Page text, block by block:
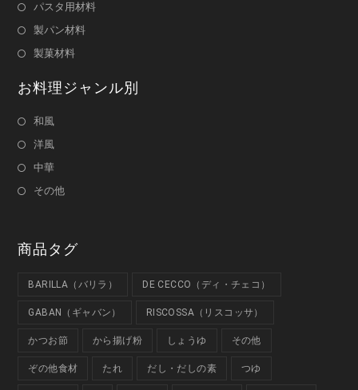
パスタ用材料
製パン材料
製菓材料
お料理ジャンル別
和風
洋風
中華
その他
商品タグ
BARILLA（バリラ） DE CECCO（ディ・チェコ）
GABAN（ギャバン） RISCOSSA（リスコッサ）
かつお節 から揚げ粉 しょうゆ その他
ぞの他食材 たれ だし・だしの素 つゆ